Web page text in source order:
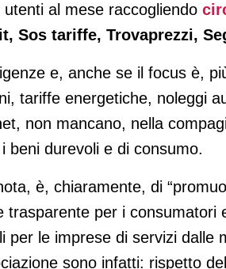
al mese raccogliendo
Sos tariffe, Trovaprezzi,
e, anche se il focus è,
tariffe energetiche, noleggi
non mancano, nella
beni durevoli e di consumo.
è, chiaramente, di
per i consumatori
per le imprese di servizi dalle
sono infatti: rispetto